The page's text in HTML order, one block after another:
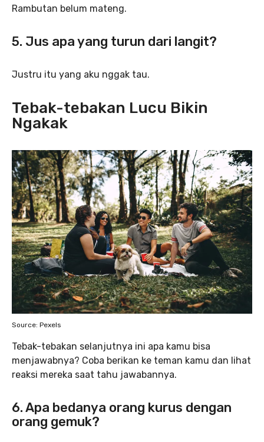
Rambutan belum mateng.
5. Jus apa yang turun dari langit?
Justru itu yang aku nggak tau.
Tebak-tebakan Lucu Bikin
Ngakak
Source: Pexels
Tebak-tebakan selanjutnya ini apa kamu bisa
menjawabnya? Coba berikan ke teman kamu dan lihat
reaksi mereka saat tahu jawabannya.
6. Apa bedanya orang kurus dengan
orang gemuk?